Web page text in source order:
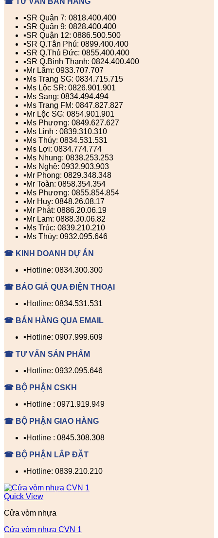
▪️SR Quận 7: 0818.400.400
▪️SR Quận 9: 0828.400.400
▪️SR Quận 12: 0886.500.500
▪️SR Q.Tân Phú: 0899.400.400
▪️SR Q.Thủ Đức: 0855.400.400
▪️SR Q.Bình Thạnh: 0824.400.400
▪️Mr Lãm: 0933.707.707
▪️Ms Trang SG: 0834.715.715
▪️Ms Lộc SR: 0826.901.901
▪️Ms Sang: 0834.494.494
▪️Ms Trang FM: 0847.827.827
▪️Mr Lộc SG: 0854.901.901
▪️Ms Phượng: 0849.627.627
▪️Ms Linh : 0839.310.310
▪️Ms Thúy: 0834.531.531
▪️Ms Lợi: 0834.774.774
▪️Ms Nhung: 0838.253.253
▪️Ms Nghệ: 0932.903.903
▪️Mr Phong: 0829.348.348
▪️Mr Toàn: 0858.354.354
▪️Ms Phương: 0855.854.854
▪️Mr Huy: 0848.26.08.17
▪️Mr Phát: 0886.20.06.19
▪️Mr Lam: 0888.30.06.82
▪️Ms Trúc: 0839.210.210
▪️Ms Thúy: 0932.095.646
☎ KINH DOANH DỰ ÁN
▪️Hotline: 0834.300.300
☎ BÁO GIÁ QUA ĐIỆN THOẠI
▪️Hotline: 0834.531.531
☎ BÁN HÀNG QUA EMAIL
▪️Hotline: 0907.999.609
☎ TƯ VẤN SẢN PHẨM
▪️Hotline: 0932.095.646
☎ BỘ PHẬN CSKH
▪️Hotline : 0971.919.949
☎ BỘ PHẬN GIAO HÀNG
▪️Hotline : 0845.308.308
☎ BỘ PHẬN LẮP ĐẶT
▪️Hotline: 0839.210.210
Quick View
Cửa vòm nhựa
Cửa vòm nhựa CVN 1